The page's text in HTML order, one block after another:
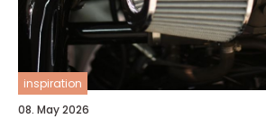
inspiration
08. May 2026